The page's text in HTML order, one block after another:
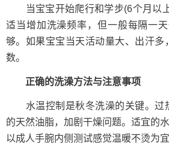
当宝宝开始爬行和学步(6个月以
适当增加洗澡频率，但一般每隔一
够。如果宝宝当天活动量大、出汗多
数。
正确的洗澡方法与注意事项
水温控制是秋冬洗澡的关键。过
的天然油脂，加剧干燥问题。适宜的
以成人手腕内侧测试感觉温暖不烫为宜